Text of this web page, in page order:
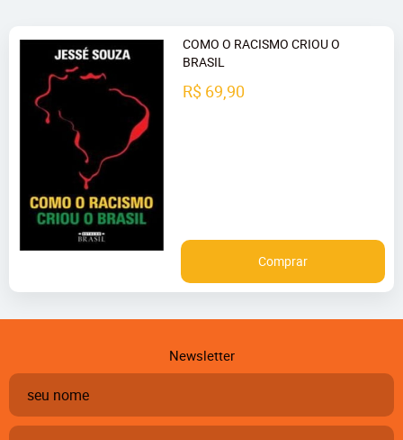
COMO O RACISMO CRIOU O
BRASIL
R$ 69,90
Comprar
Newsletter